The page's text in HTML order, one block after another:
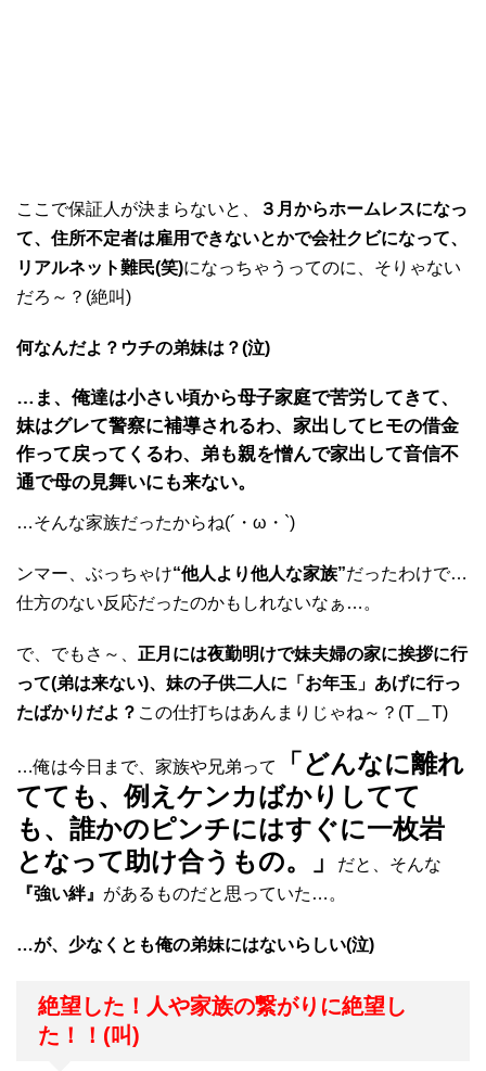
ここで保証人が決まらないと、
３月からホームレスになっ
て、住所不定者は雇用できないとかで会社クビになって、
リアルネット難民(笑)になっちゃうってのに、そりゃない
だろ～？(絶叫)
何なんだよ？ウチの弟妹は？(泣)
…ま、俺達は小さい頃から母子家庭で苦労してきて、
妹はグレて警察に補導されるわ、家出してヒモの借金
作って戻ってくるわ、弟も親を憎んで家出して音信不
通で母の見舞いにも来ない。
…そんな家族だったからね(´・ω・`)
ンマー、ぶっちゃけ“他人より他人な家族”だったわけで…
仕方のない反応だったのかもしれないなぁ…。
で、でもさ～、 正月には夜勤明けで妹夫婦の家に挨拶に行
って(弟は来ない)、妹の子供二人に「お年玉」あげに行っ
たばかりだよ？ この仕打ちはあんまりじゃね～？(T＿T)
…俺は今日まで、家族や兄弟って
「どんなに離れ
てても、例えケンカばかりしてて
も、誰かのピンチにはすぐに一枚岩
となって助け合うもの。」
だと、そんな
『強い絆』 があるものだと思っていた…。
…が、少なくとも俺の弟妹にはないらしい(泣)
絶望した！人や家族の繋がりに絶望し
た！！(叫)